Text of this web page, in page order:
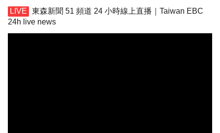
東森新聞 51 頻道 24 小時線上直播｜Taiwan EBC
24h live news